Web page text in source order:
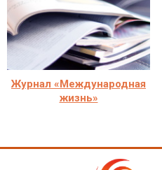
Журнал «Международная
жизнь»